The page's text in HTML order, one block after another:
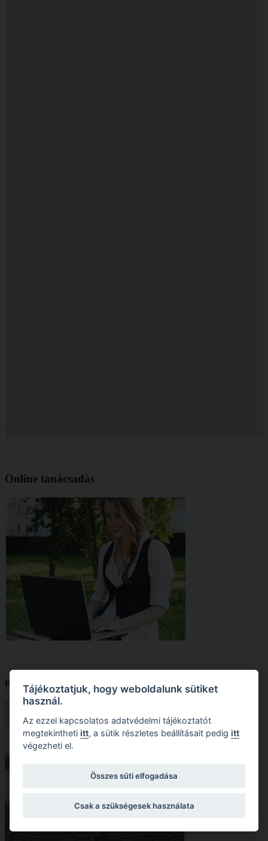
Online tanácsadás
nyelvvizsgaközpont
Tájékoztatjuk, hogy weboldalunk sütiket
használ.
Az ezzel kapcsolatos adatvédelmi tájékoztatót
megtekintheti itt, a sütik részletes beállításait pedig itt
végezheti el.
Összes süti elfogadása
Csak a szükségesek használata